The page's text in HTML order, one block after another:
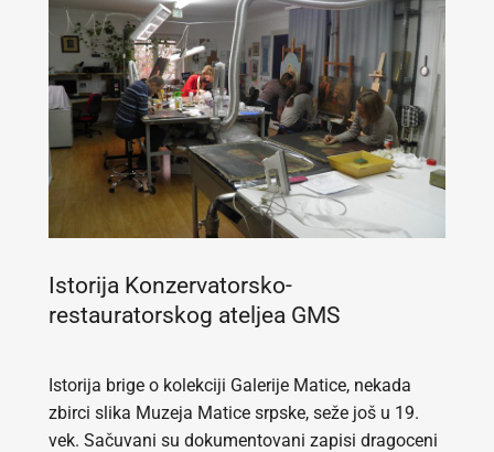
Istorija Konzervatorsko-
restauratorskog ateljea GMS
Istorija brige o kolekciji Galerije Matice, nekada
zbirci slika Muzeja Matice srpske, seže još u 19.
vek. Sačuvani su dokumentovani zapisi dragoceni